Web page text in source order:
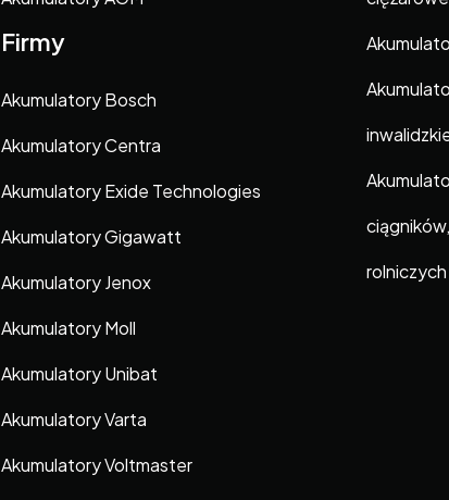
Firmy
Akumulatory Bosch
Akumulatory Centra
Akumulatory Exide Technologies
Akumulatory Gigawatt
Akumulatory Jenox
Akumulatory Moll
Akumulatory Unibat
Akumulatory Varta
Akumulatory Voltmaster
rolniczych